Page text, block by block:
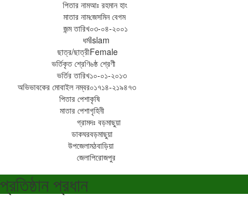
পিতার নামআঃ রহমান হাং
মাতার নামজেসমিন বেগম
জন্ম তারিখ০৩-০৪-২০০১
ধর্মIslam
ছাত্র/ছাত্রীFemale
ভর্তিকৃত শ্রেণি৬ষ্ঠ শ্রেণী
ভর্তির তারিখ১০-০১-২০১৩
অভিভাবকের মোবাইল নম্বর০১৭১৪-২১৯৪৭৩
পিতার পেশাকৃষি
মাতার পেশাগৃহিনী
গ্রামদঃ বড়মাছুয়া
ডাকঘরবড়মাছুয়া
উপজেলামঠবাড়িয়া
জেলাপিরোজপুর
প্রতিষ্ঠান প্রধান